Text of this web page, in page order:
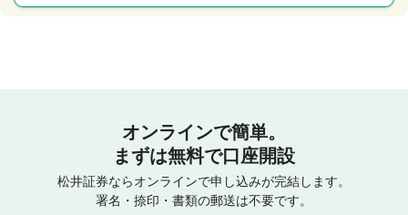
オンラインで簡単。
まずは無料で口座開設
松井証券ならオンラインで申し込みが完結します。
署名・捺印・書類の郵送は不要です。